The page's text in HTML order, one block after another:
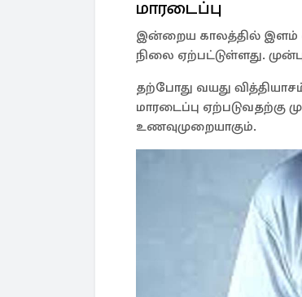
மாரடைப்பு
இன்றைய காலத்தில் இளம்
நிலை ஏற்பட்டுள்ளது.
தற்போது வயது
மாரடைப்பு
உணவுமுறையாகும்.